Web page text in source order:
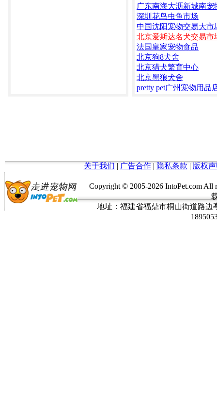
广东南海大沥新城南宠
深圳花鸟虫鱼市场
中国沈阳宠物交易大市
北京爱斯达名犬交易市
法国皇家宠物食品
北京狗8犬舍
北京猎犬繁育中心
北京黑狼犬舍
pretty pet广州宠物用品
关于我们 | 广告合作| 隐私条款 | 版权
Copyright © 2005-2026 IntoPet.com
地址：福建省福鼎市桐山街道路边